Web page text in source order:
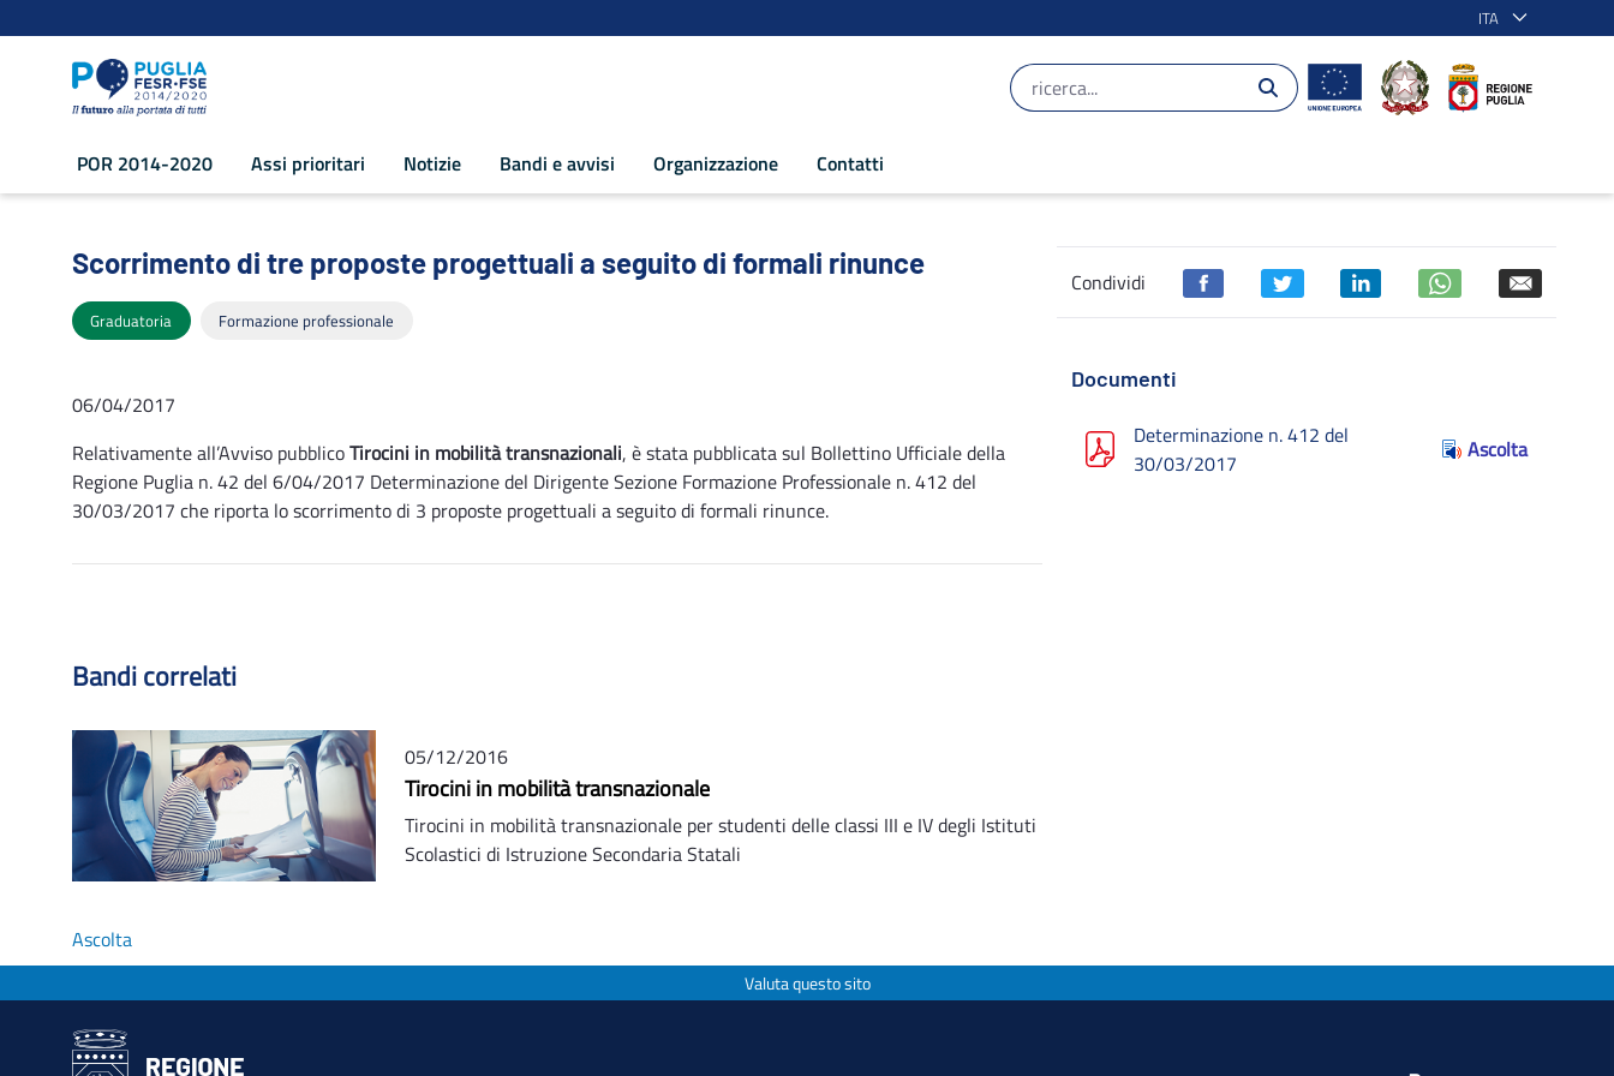
ITA
POR 2014-2020 Assi prioritari Notizie Bandi e avvisi Organizzazione Contatti
Scorrimento di tre proposte progettuali a seguito di formali rinunce - POR Puglia 2014-2020
Scorrimento di tre proposte progettuali a seguito di formali rinunce
Graduatoria Formazione professionale
06/04/2017
Relativamente all’Avviso pubblicoTirocini in mobilità transnazionali, è stata pubblicata sul Bollettino Ufficiale della
Regione Puglia n. 42 del 6/04/2017 Determinazione del Dirigente Sezione Formazione Professionale n. 412 del
30/03/2017 che riporta lo scorrimento di 3 proposte progettuali a seguito di formali rinunce.
Condividi
Documenti
Determinazione n. 412 del
30/03/2017
Ascolta
Bandi correlati
05/12/2016
Tirocini in mobilità transnazionale
Tirocini in mobilità transnazionale per studenti delle classi III e IV degli Istituti
Scolastici di Istruzione Secondaria Statali
Ascolta
Valuta questo sito